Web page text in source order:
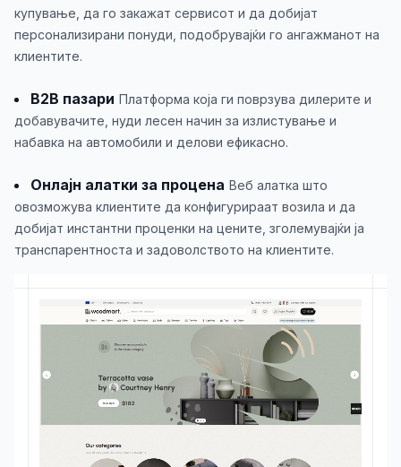
купување, да го закажат сервисот и да добијат
персонализирани понуди, подобрувајќи го ангажманот на
клиентите.
B2B пазари Платформа која ги поврзува дилерите и
добавувачите, нуди лесен начин за излистување и
набавка на автомобили и делови ефикасно.
Онлајн алатки за процена Веб алатка што
овозможува клиентите да конфигурираат возила и да
добијат инстантни проценки на цените, зголемувајќи ја
транспарентноста и задоволството на клиентите.